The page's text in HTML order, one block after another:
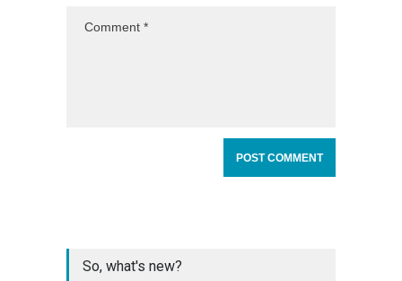
So, what's new?